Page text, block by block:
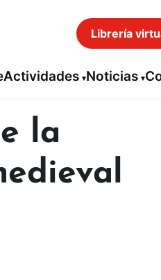
Librería
Actividades Noticias
la